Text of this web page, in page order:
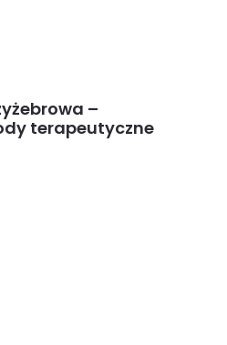
–
terapeutyczne